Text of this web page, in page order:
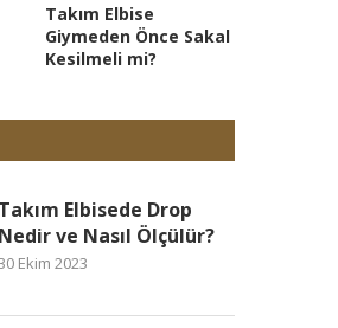
Takım Elbise
Giymeden Önce Sakal
Kesilmeli mi?
Takım Elbisede Drop
Nedir ve Nasıl Ölçülür?
Ekim 2023